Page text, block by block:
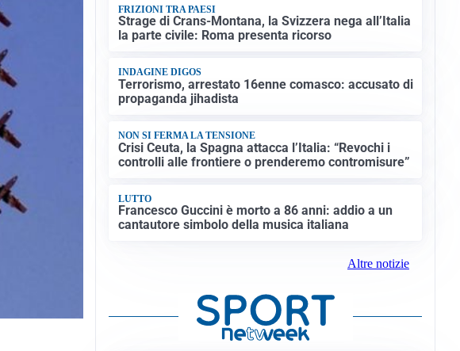
FRIZIONI TRA PAESI
Strage di Crans-Montana, la Svizzera nega all’Italia
la parte civile: Roma presenta ricorso
INDAGINE DIGOS
Terrorismo, arrestato 16enne comasco: accusato di
propaganda jihadista
NON SI FERMA LA TENSIONE
Crisi Ceuta, la Spagna attacca l’Italia: “Revochi i
controlli alle frontiere o prenderemo contromisure”
LUTTO
Francesco Guccini è morto a 86 anni: addio a un
cantautore simbolo della musica italiana
Altre notizie